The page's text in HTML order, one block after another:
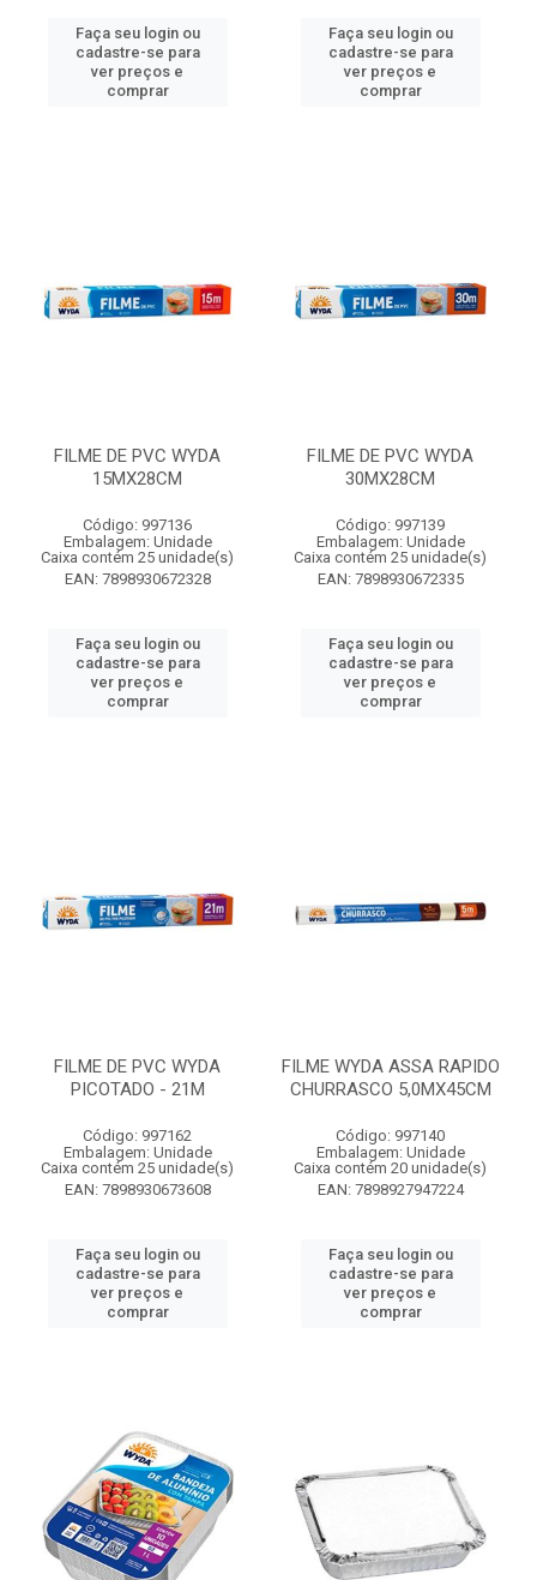
Faça seu login ou
cadastre-se para
ver preços e
comprar
Faça seu login ou
cadastre-se para
ver preços e
comprar
FILME DE PVC WYDA
15MX28CM
Código: 997136
Embalagem: Unidade
Caixa contém 25 unidade(s)
EAN: 7898930672328
Faça seu login ou
cadastre-se para
ver preços e
comprar
FILME DE PVC WYDA
30MX28CM
Código: 997139
Embalagem: Unidade
Caixa contém 25 unidade(s)
EAN: 7898930672335
Faça seu login ou
cadastre-se para
ver preços e
comprar
FILME DE PVC WYDA
PICOTADO - 21M
Código: 997162
Embalagem: Unidade
Caixa contém 25 unidade(s)
EAN: 7898930673608
Faça seu login ou
cadastre-se para
ver preços e
comprar
FILME WYDA ASSA RAPIDO
CHURRASCO 5,0MX45CM
Código: 997140
Embalagem: Unidade
Caixa contém 20 unidade(s)
EAN: 7898927947224
Faça seu login ou
cadastre-se para
ver preços e
comprar